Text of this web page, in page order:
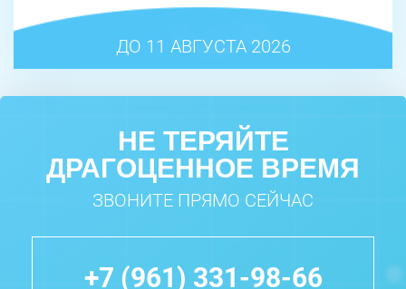
ДО 11 АВГУСТА 2026
НЕ ТЕРЯЙТЕ
ДРАГОЦЕННОЕ ВРЕМЯ
ЗВОНИТЕ ПРЯМО СЕЙЧАС
+7 (961) 331-98-66